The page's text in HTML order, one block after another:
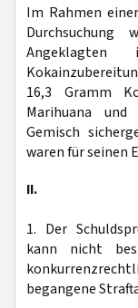
Im Rahmen
Angeklagten
16,3 Gramm
Marihuana und
Gemisch
waren für seinen
II.
1. Der
kann nicht
begangene